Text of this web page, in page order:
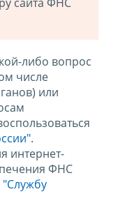
либо вопрос
числе
или
.
интернет-
ФНС
"Службу